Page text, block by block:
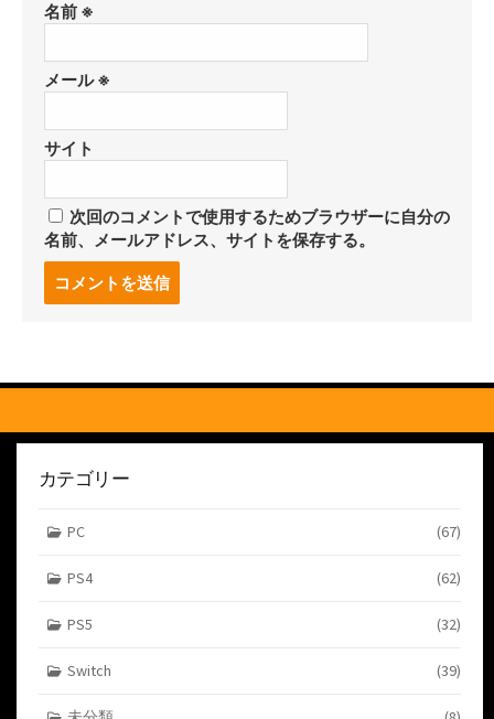
名前 ※
メール※
サイト
次回のコメントで使用するためブラウザーに自分の
名前、メールアドレス、サイトを保存する。
る
カテゴリー
PC (67)
PS4 (62)
PS5 (32)
Switch (39)